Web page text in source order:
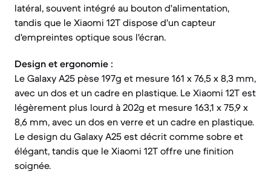
latéral, souvent intégré au bouton d'alimentation,
tandis que le Xiaomi 12T dispose d'un capteur
d'empreintes optique sous l'écran.
Design et ergonomie :
Le Galaxy A25 pèse 197g et mesure 161 x 76,5 x 8,3 mm,
avec un dos et un cadre en plastique. Le Xiaomi 12T est
légèrement plus lourd à 202g et mesure 163,1 x 75,9 x
8,6 mm, avec un dos en verre et un cadre en plastique.
Le design du Galaxy A25 est décrit comme sobre et
élégant, tandis que le Xiaomi 12T offre une finition
soignée.